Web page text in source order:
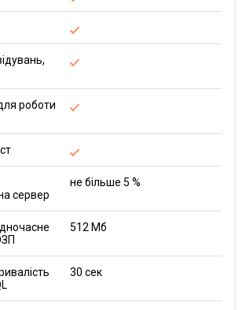
роботи
сервер
не більше 5 %
512 Мб
30 сек